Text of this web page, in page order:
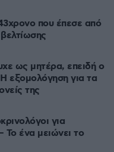
που έπεσε από
ως μητέρα, επειδή ο
εξομολόγηση για τα
της
για
Το ένα μειώνει το